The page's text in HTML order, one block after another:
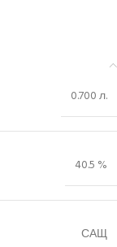
0.700 л.
40.5 %
САЩ